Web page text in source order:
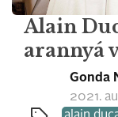
Alain
arannyá
Gonda
2021.